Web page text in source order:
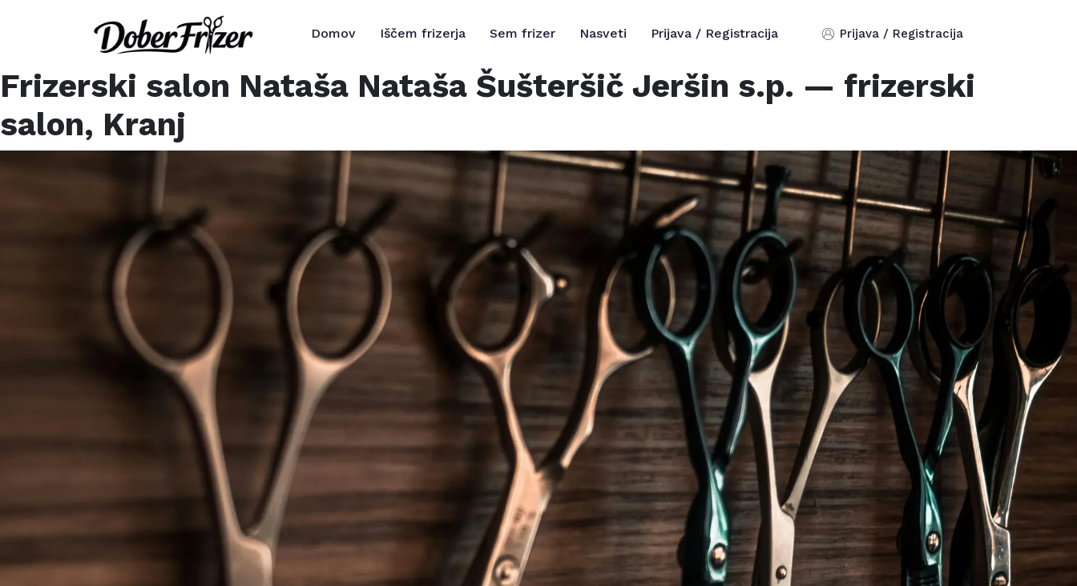
Domov Iščem frizerja Sem frizer Nasveti Prijava / Registracija Prijava / Registracija
Frizerski salon Nataša Nataša Šušteršič Jeršin s.p. — frizerski
salon, Kranj